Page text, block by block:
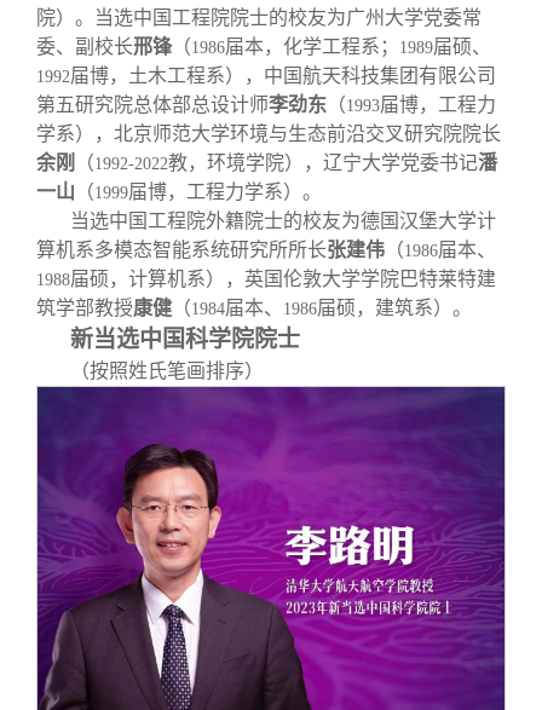
校友文苑
校友讲坛
校友视界
三创大赛
实用信息
会长致辞
总会章程
理事会名单
制度法规
联系我们
院）。当选中国工程院院士的校友为广州大学党委常
委、副校长邢锋（1986届本，化学工程系； 1989届硕、
1992届博，土木工程系），中国航天科技集团有限公司
第五研究院总体部总设计师李劲东 （1993届博，工程力
学系），北京师范大学环境与生态前沿交叉研究院院长
余刚
（1992-2022教，环境学院），辽宁大学党委书记潘
一山 （1999届博，工程力学系）。
当选中国工程院外籍院士的校友为德国汉堡大学计
算机系多模态智能系统研究所所长张建伟 （1986届本、
1988届硕，计算机系），英国伦敦大学学院巴特莱特建
筑学部教授康健 （1984届本、 1986届硕，建筑系）。
新当选中国科学院院士
（按照姓氏笔画排序）